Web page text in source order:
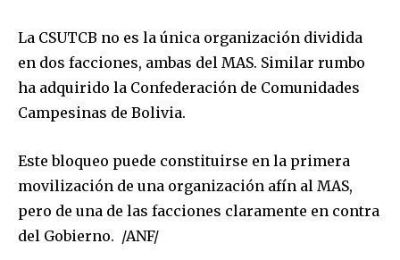
La CSUTCB no es la única organización dividida
en dos facciones, ambas del MAS. Similar rumbo
ha adquirido la Confederación de Comunidades
Campesinas de Bolivia.
Este bloqueo puede constituirse en la primera
movilización de una organización afín al MAS,
pero de una de las facciones claramente en contra
del Gobierno. /ANF/